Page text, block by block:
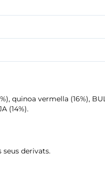
quinoa vermella (16%),
(14%).
seus derivats.